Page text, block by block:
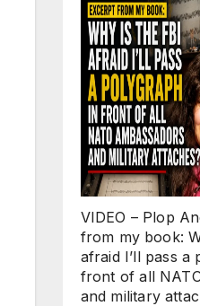
VIDEO – Plop
from my book:
afraid I’ll pass a
front of all
and military